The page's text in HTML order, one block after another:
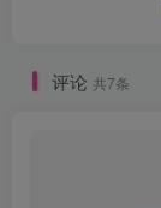
评论 共7条